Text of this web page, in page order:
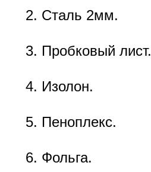
Сталь 2мм.
Пробковый лист.
Изолон.
Пеноплекс.
Фольга.